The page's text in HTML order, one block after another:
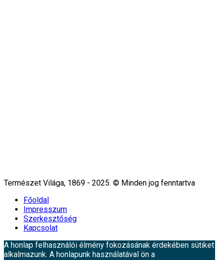
Természet Világa, 1869 - 2025. © Minden jog fenntartva
Főoldal
Impresszum
Szerkesztőség
Kapcsolat
A honlap felhasználói élmény fokozásának érdekében sütiket
alkalmazunk. A honlapunk használatával ön a